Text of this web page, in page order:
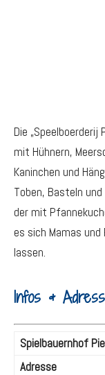
Die
mit Hühnern,
Kaninchen und
Toben, Basteln
der mit
es sich Mamas
lassen.
Infos &
Spielbauernhof
Adresse